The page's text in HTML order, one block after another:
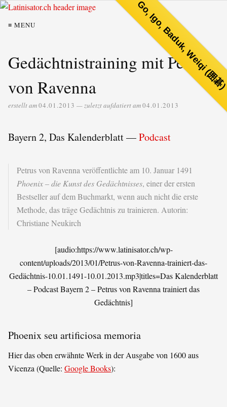
Go, Igo, Baduk, Weiqi
≡ MENU
Gedächtnistraining mit Petrus
von Ravenna
erstellt am04.01.2013 — zuletzt aufdatiert am04.01.2013
Bayern 2, Das Kalenderblatt —Podcast
Petrus von Ravenna veröffentlichte am 10. Januar 1491
Phoenix – die Kunst des Gedächtnisses, einer der ersten
Bestseller auf dem Buchmarkt, wenn auch nicht die erste
Methode, das träge Gedächtnis zu trainieren. Autorin:
Christiane Neukirch
[audio:https://www.latinisator.ch/wp-
content/uploads/2013/01/Petrus-von-Ravenna-trainiert-das-
Gedächtnis-10.01.1491-10.01.2013.mp3|titles=Das Kalenderblatt
– Podcast Bayern 2 – Petrus von Ravenna trainiert das
Gedächtnis]
Phoenix seu artificiosa memoria
Hier das oben erwähnte Werk in der Ausgabe von 1600 aus
Vicenza (Quelle: Google Books):